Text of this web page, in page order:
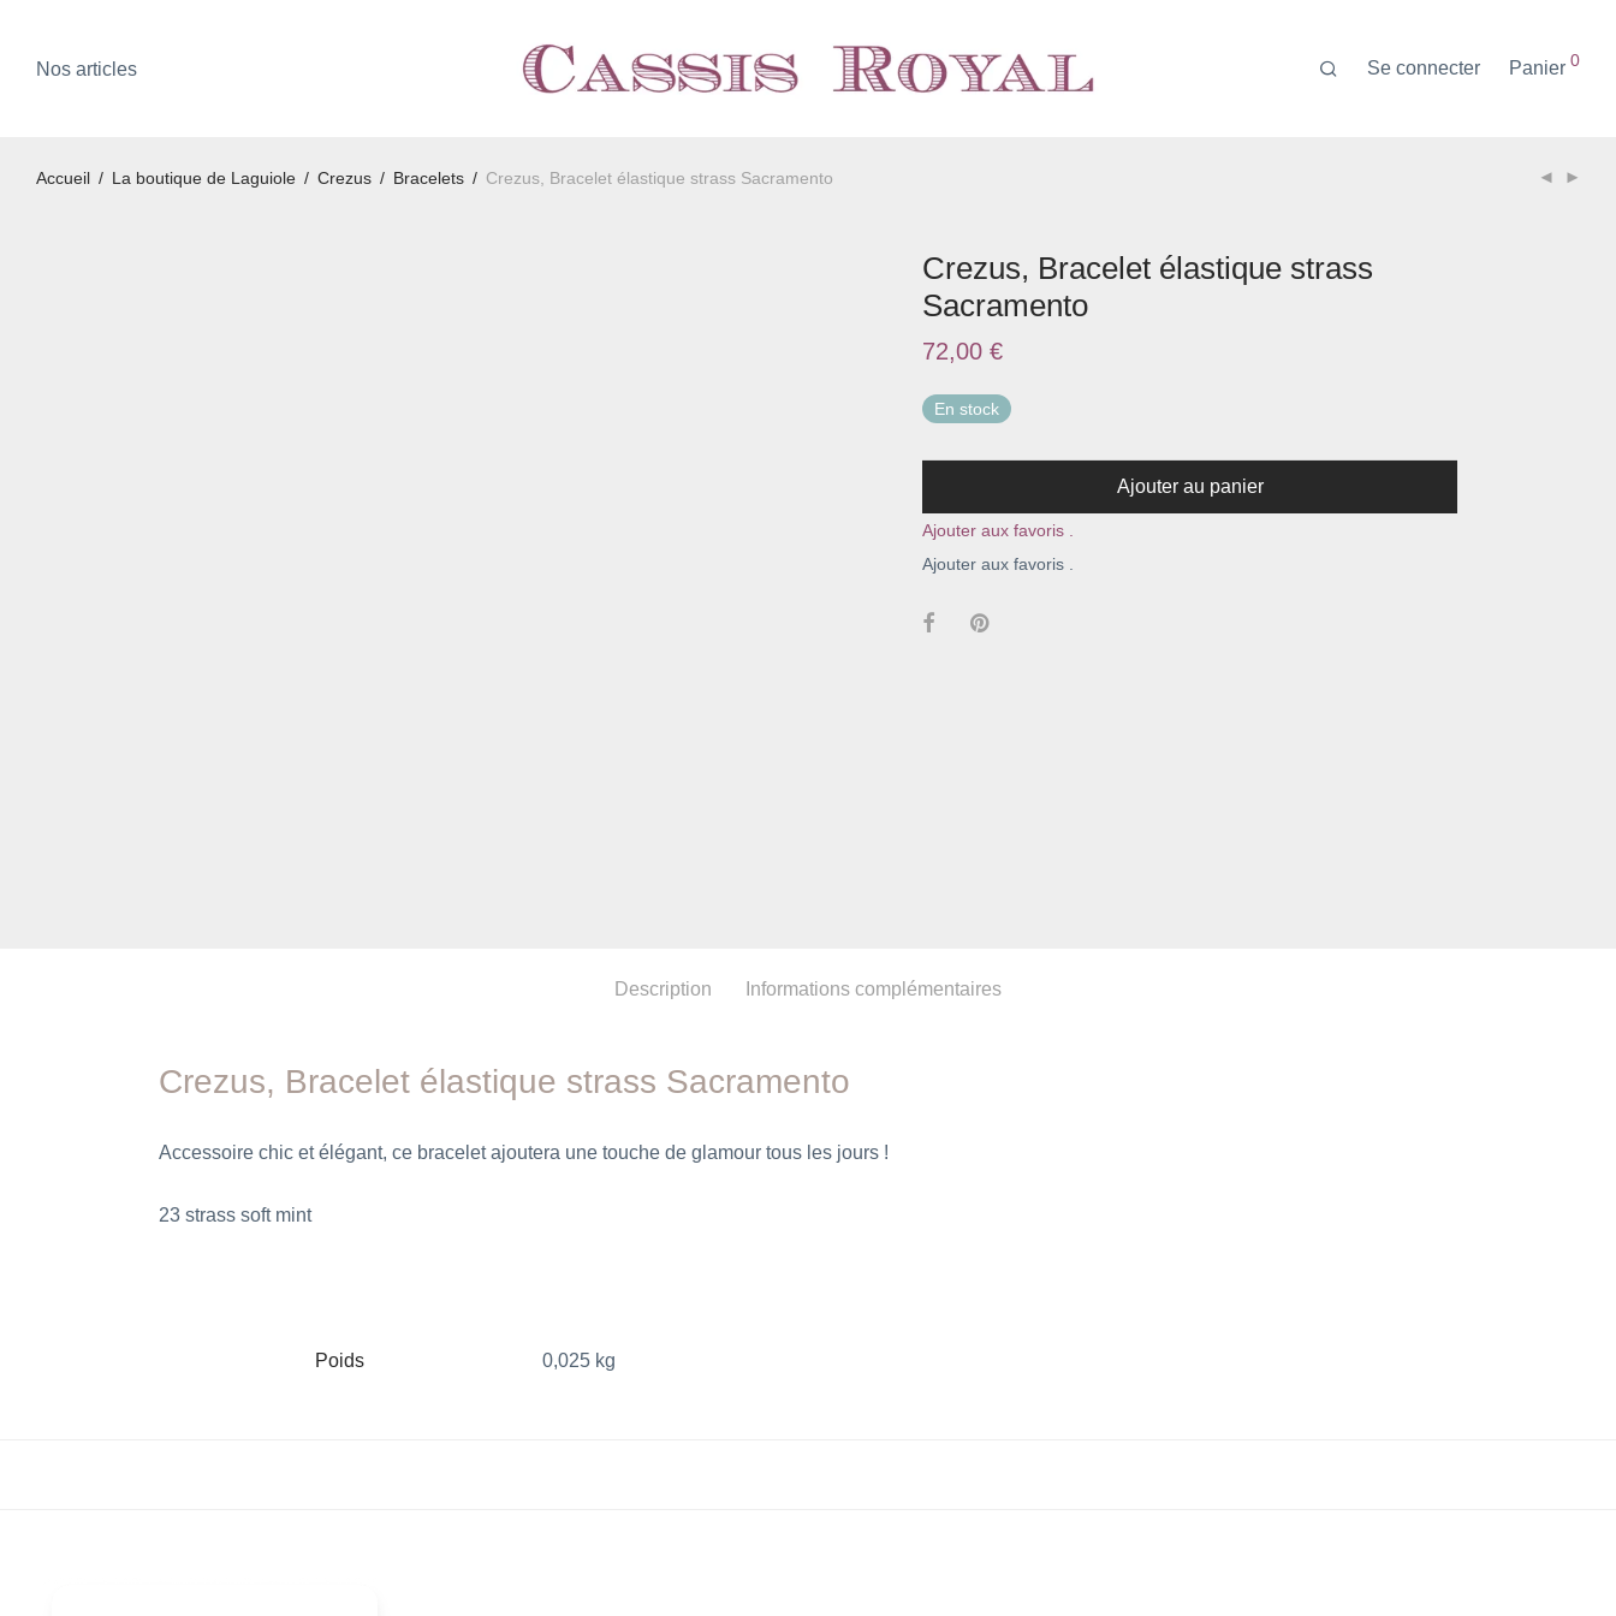
Nos articles Se connecter Panier 0
Accueil / La boutique de Laguiole / Crezus / Bracelets / Crezus, Bracelet élastique strass Sacramento
Crezus, Bracelet élastique strass
Sacramento
72,00 €
En stock
Ajouter au panier
Ajouter aux favoris .
Ajouter aux favoris .
Description Informations complémentaires
Crezus, Bracelet élastique strass Sacramento
Accessoire chic et élégant, ce bracelet ajoutera une touche de glamour tous les jours !
23 strass soft mint
Poids 0,025 kg